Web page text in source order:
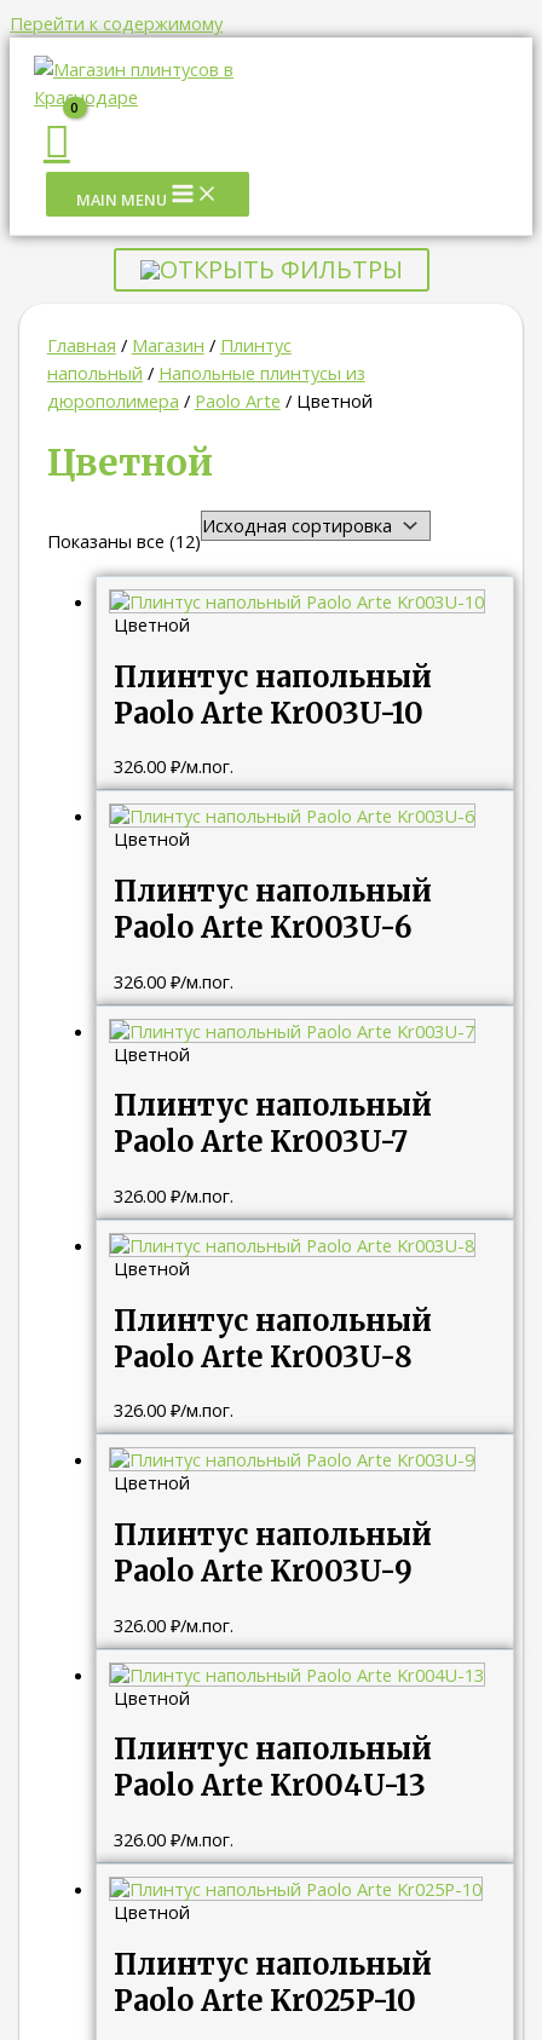
Перейти к содержимому
MAIN MENU
Главная / Магазин / Плинтус
напольный / Напольные плинтусы из
дюрополимера / Paolo Arte / Цветной
Цветной
Показаны все (12)
Цветной
Плинтус напольный
Paolo Arte Kr003U-10
326.00₽/м.пог.
Цветной
Плинтус напольный
Paolo Arte Kr003U-6
326.00₽/м.пог.
Цветной
Плинтус напольный
Paolo Arte Kr003U-7
326.00₽/м.пог.
Цветной
Плинтус напольный
Paolo Arte Kr003U-8
326.00₽/м.пог.
Цветной
Плинтус напольный
Paolo Arte Kr003U-9
326.00₽/м.пог.
Цветной
Плинтус напольный
Paolo Arte Kr004U-13
326.00₽/м.пог.
Цветной
Плинтус напольный
Paolo Arte Kr025P-10
ОТКРЫТЬ ФИЛЬТРЫ